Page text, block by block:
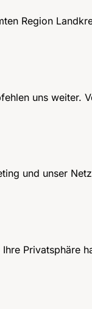
Region
uns weiter.
und unser
Privatsphäre